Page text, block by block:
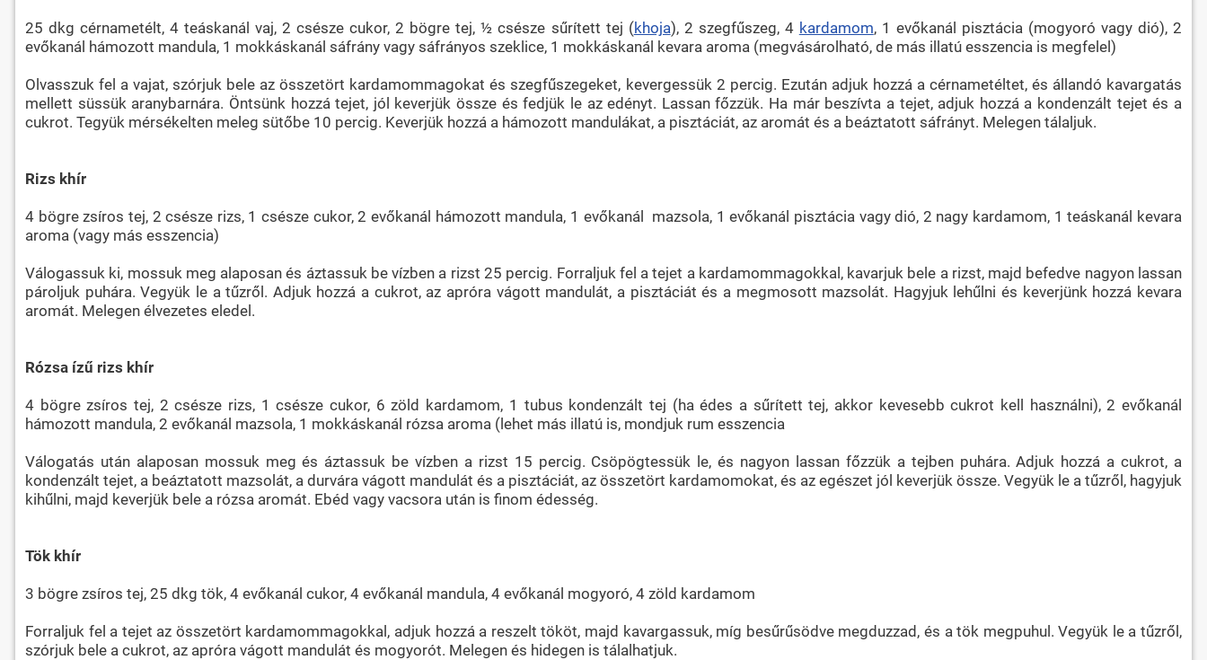
25 dkg cérnametélt, 4 teáskanál vaj, 2 csésze cukor, 2 bögre tej, ½ csésze sűrített tej (khoja), 2 szegfűszeg, 4 kardamom, 1 evőkanál pisztácia (mogyoró vagy dió), 2
evőkanál hámozott mandula, 1 mokkáskanál sáfrány vagy sáfrányos szeklice, 1 mokkáskanál kevara aroma (megvásárolható, de más illatú esszencia is megfelel)
Olvasszuk fel a vajat, szórjuk bele az összetört kardamommagokat és szegfűszegeket, kevergessük 2 percig. Ezután adjuk hozzá a cérnametéltet, és állandó kavargatás
mellett süssük aranybarnára. Öntsünk hozzá tejet, jól keverjük össze és fedjük le az edényt. Lassan főzzük. Ha már beszívta a tejet, adjuk hozzá a kondenzált tejet és a
cukrot. Tegyük mérsékelten meleg sütőbe 10 percig. Keverjük hozzá a hámozott mandulákat, a pisztáciát, az aromát és a beáztatott sáfrányt. Melegen tálaljuk.
Rizs khír
4 bögre zsíros tej, 2 csésze rizs, 1 csésze cukor, 2 evőkanál hámozott mandula, 1 evőkanál mazsola, 1 evőkanál pisztácia vagy dió, 2 nagy kardamom, 1 teáskanál kevara
aroma (vagy más esszencia)
Válogassuk ki, mossuk meg alaposan és áztassuk be vízben a rizst 25 percig. Forraljuk fel a tejet a kardamommagokkal, kavarjuk bele a rizst, majd befedve nagyon lassan
pároljuk puhára. Vegyük le a tűzről. Adjuk hozzá a cukrot, az apróra vágott mandulát, a pisztáciát és a megmosott mazsolát. Hagyjuk lehűlni és keverjünk hozzá kevara
aromát. Melegen élvezetes eledel.
Rózsa ízű rizs khír
4 bögre zsíros tej, 2 csésze rizs, 1 csésze cukor, 6 zöld kardamom, 1 tubus kondenzált tej (ha édes a sűrített tej, akkor kevesebb cukrot kell használni), 2 evőkanál
hámozott mandula, 2 evőkanál mazsola, 1 mokkáskanál rózsa aroma (lehet más illatú is, mondjuk rum esszencia
Válogatás után alaposan mossuk meg és áztassuk be vízben a rizst 15 percig. Csöpögtessük le, és nagyon lassan főzzük a tejben puhára. Adjuk hozzá a cukrot, a
kondenzált tejet, a beáztatott mazsolát, a durvára vágott mandulát és a pisztáciát, az összetört kardamomokat, és az egészet jól keverjük össze. Vegyük le a tűzről, hagyjuk
kihűlni, majd keverjük bele a rózsa aromát. Ebéd vagy vacsora után is finom édesség.
Tök khír
3 bögre zsíros tej, 25 dkg tök, 4 evőkanál cukor, 4 evőkanál mandula, 4 evőkanál mogyoró, 4 zöld kardamom
Forraljuk fel a tejet az összetört kardamommagokkal, adjuk hozzá a reszelt tököt, majd kavargassuk, míg besűrűsödve megduzzad, és a tök megpuhul. Vegyük le a tűzről,
szórjuk bele a cukrot, az apróra vágott mandulát és mogyorót. Melegen és hidegen is tálalhatjuk.